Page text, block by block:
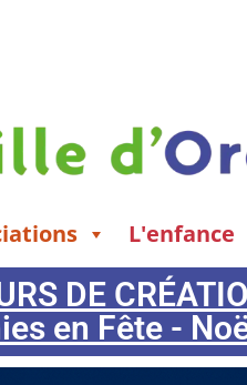
L'enfance
DE
en Fête -